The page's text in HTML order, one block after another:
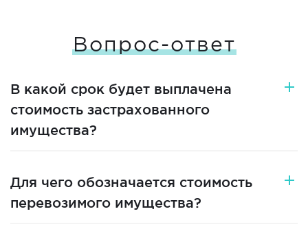
Вопрос-ответ
В какой срок будет выплачена
стоимость застрахованного
имущества?
Для чего обозначается стоимость
перевозимого имущества?